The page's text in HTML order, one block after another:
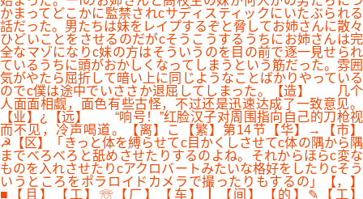
かまってどこかに監禁されcサディスティックにいたぶられる
話だった。男たちは妹をレイプするぞと脅してお姉さんに散々
ひどいことをさせるのだがcそうこうするうちにお姉さんは完
全なマゾになりc妹の方はそういうのを目の前で逐一見せられ
ているうちに頭がおかしくなってしまうという筋だった。雰囲
気がやたら屈折して暗い上に同じようなことばかりやっている
のでc僕は途中でいささか退屈してしまった。【造】 几个
人面面相觑，面色有些古怪，不过还是迅速达成了一致意见。
【业】¿【远】 “响号！”红脸汉子对周围指向自己的刀枪视
而不见，冷声喝道。【离】こ【繁】第14节【华】→【市】
☭【区】「きっと体を縛らせてc目かくしさせてc体の隅から隅
までべろべろと舐めさせたりするのよね。それからほらc変な
ものを入れさせたりcアクロバートみたいな格好をしたりcそう
いうところをポラロイドカメラで撮ったりもするの」【，】
■【且】【工】☏【厂】【车】┃【间】【的】✎【工】